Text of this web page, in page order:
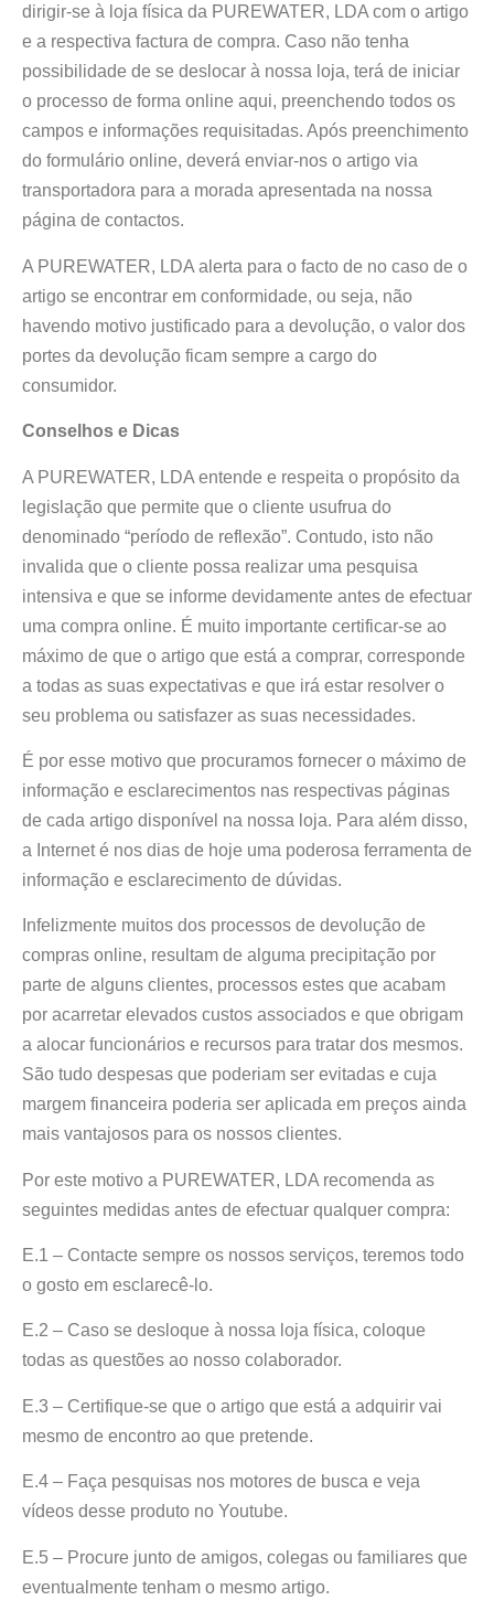
dirigir-se à loja física da PUREWATER, LDA com o artigo
e a respectiva factura de compra. Caso não tenha
possibilidade de se deslocar à nossa loja, terá de iniciar
o processo de forma online aqui, preenchendo todos os
campos e informações requisitadas. Após preenchimento
do formulário online, deverá enviar-nos o artigo via
transportadora para a morada apresentada na nossa
página de contactos.
A PUREWATER, LDA alerta para o facto de no caso de o
artigo se encontrar em conformidade, ou seja, não
havendo motivo justificado para a devolução, o valor dos
portes da devolução ficam sempre a cargo do
consumidor.
Conselhos e Dicas
A PUREWATER, LDA entende e respeita o propósito da
legislação que permite que o cliente usufrua do
denominado “período de reflexão”. Contudo, isto não
invalida que o cliente possa realizar uma pesquisa
intensiva e que se informe devidamente antes de efectuar
uma compra online. É muito importante certificar-se ao
máximo de que o artigo que está a comprar, corresponde
a todas as suas expectativas e que irá estar resolver o
seu problema ou satisfazer as suas necessidades.
É por esse motivo que procuramos fornecer o máximo de
informação e esclarecimentos nas respectivas páginas
de cada artigo disponível na nossa loja. Para além disso,
a Internet é nos dias de hoje uma poderosa ferramenta de
informação e esclarecimento de dúvidas.
Infelizmente muitos dos processos de devolução de
compras online, resultam de alguma precipitação por
parte de alguns clientes, processos estes que acabam
por acarretar elevados custos associados e que obrigam
a alocar funcionários e recursos para tratar dos mesmos.
São tudo despesas que poderiam ser evitadas e cuja
margem financeira poderia ser aplicada em preços ainda
mais vantajosos para os nossos clientes.
Por este motivo a PUREWATER, LDA recomenda as
seguintes medidas antes de efectuar qualquer compra:
E.1 – Contacte sempre os nossos serviços, teremos todo
o gosto em esclarecê-lo.
E.2 – Caso se desloque à nossa loja física, coloque
todas as questões ao nosso colaborador.
E.3 – Certifique-se que o artigo que está a adquirir vai
mesmo de encontro ao que pretende.
E.4 – Faça pesquisas nos motores de busca e veja
vídeos desse produto no Youtube.
E.5 – Procure junto de amigos, colegas ou familiares que
eventualmente tenham o mesmo artigo.